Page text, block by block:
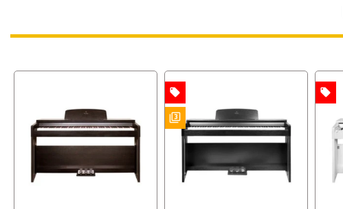
local_offer
BUNDLES filter_3
local_offer